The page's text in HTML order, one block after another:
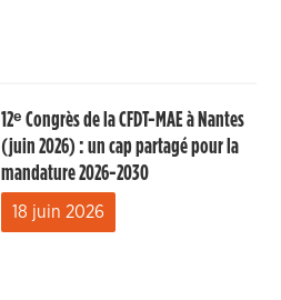
12ᵉ Congrès de la CFDT-MAE à Nantes
(juin 2026) : un cap partagé pour la
mandature 2026-2030
18 juin 2026